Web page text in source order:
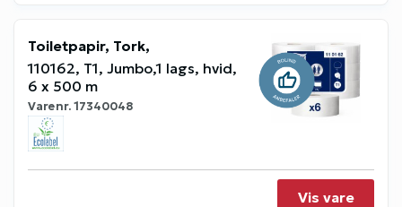
Toiletpapir, Tork,
110162, T1, Jumbo,1 lags, hvid,
6 x 500 m
Varenr.17340048
Vis vare